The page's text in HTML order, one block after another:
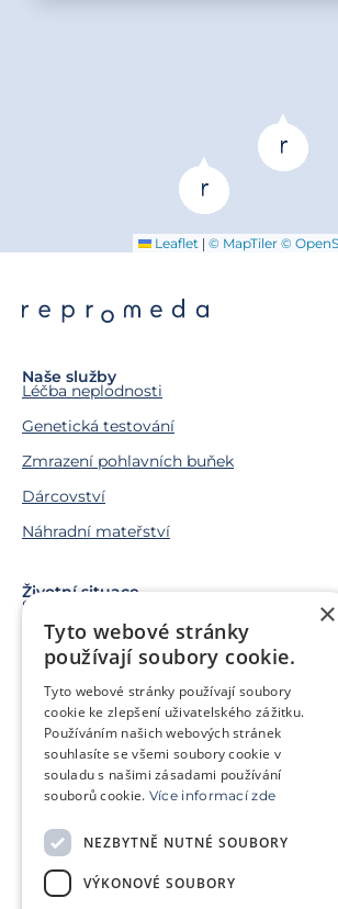
Leaflet | © MapTiler ©
Naše služby
Léčba neplodnosti
Genetická testování
Zmrazení pohlavních buňek
Dárcovství
Náhradní mateřství
Životní situace
Snažíme se o miminko
Chci miminko v budoucnu
Jsem v onkologické léčbě
Chci pomoct jiným párům
Klientská zóna
Slovníček pojmů
Často kladené dotazy
Ke stažení
×
Tyto webové stránky
používají soubory cookie.
Tyto webové stránky používají soubory
cookie ke zlepšení uživatelského zážitku.
Používáním našich webových stránek
souhlasíte se všemi soubory cookie v
souladu s našimi zásadami používání
souborů cookie. Více informací zde
NEZBYTNĚ NUTNÉ SOUBORY
VÝKONOVÉ SOUBORY